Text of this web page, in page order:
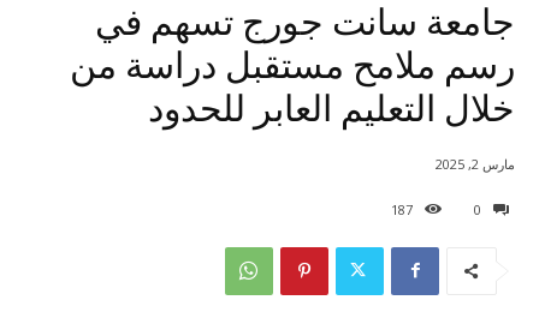
جامعة سانت جورج تسهم في
رسم ملامح مستقبل دراسة من
خلال التعليم العابر للحدود
0
187
مارس 2, 2025